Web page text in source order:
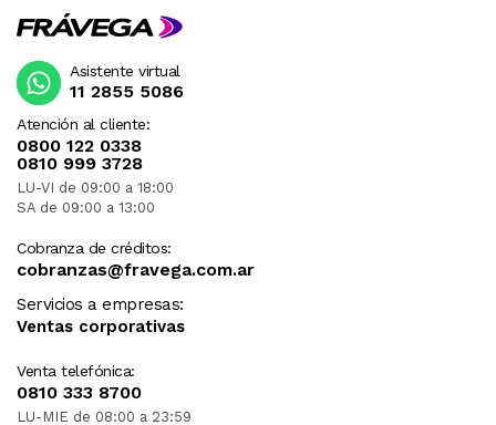
Atención al cliente:
0800 122 0338
0810 999 3728
LU-VI de 09:00 a 18:00
SA de 09:00 a 13:00
Cobranza de créditos:
cobranzas@fravega.com.ar
Servicios a empresas:
Ventas corporativas
Venta telefónica:
0810 333 8700
LU-MIE de 08:00 a 23:59
Asistente virtual
11 2855 5086